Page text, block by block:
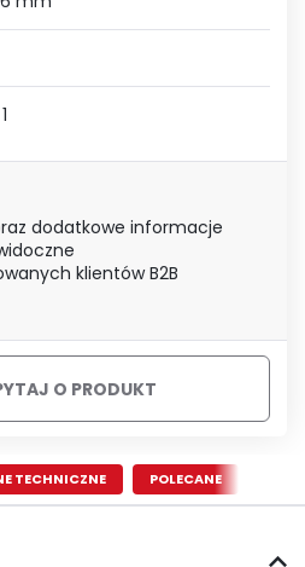
1
dodatkowe informacje
klientów B2B
O PRODUKT
TECHNICZNE POLECANE